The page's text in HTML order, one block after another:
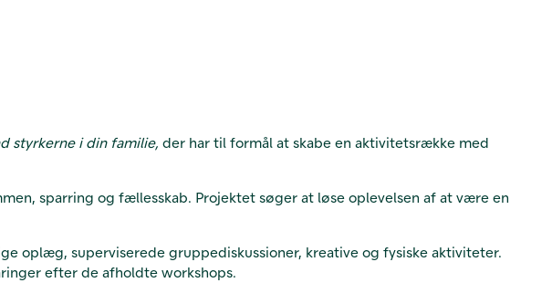
styrkerne i din familie, der har til formål at skabe en aktivitetsrække med
sparring og fællesskab. Projektet søger at løse oplevelsen af at være en
oplæg, superviserede gruppediskussioner, kreative og fysiske aktiviteter.
efter de afholdte workshops.